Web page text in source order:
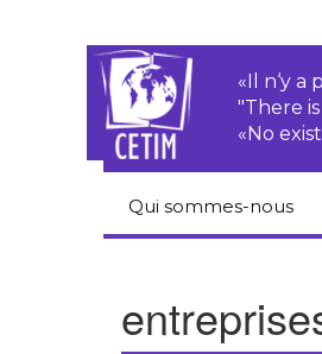
«Il n‘y
"There
«No
Qui sommes-nous
Équipe